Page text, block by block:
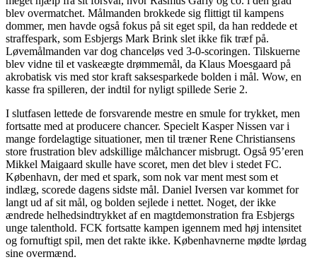
blev overmatchet. Målmanden brokkede sig flittigt til kampens
dommer, men havde også fokus på sit eget spil, da han reddede et
straffespark, som Esbjergs Mark Brink slet ikke fik træf på.
Løvemålmanden var dog chanceløs ved 3-0-scoringen. Tilskuerne
blev vidne til et vaskeægte drømmemål, da Klaus Moesgaard på
akrobatisk vis med stor kraft saksesparkede bolden i mål. Wow, en
kasse fra spilleren, der indtil for nyligt spillede Serie 2.
I slutfasen lettede de forsvarende mestre en smule for trykket, men
fortsatte med at producere chancer. Specielt Kasper Nissen var i
mange fordelagtige situationer, men til træner Rene Christiansens
store frustration blev adskillige målchancer misbrugt. Også 95’eren
Mikkel Maigaard skulle have scoret, men det blev i stedet FC.
København, der med et spark, som nok var ment mest som et
indlæg, scorede dagens sidste mål. Daniel Iversen var kommet for
langt ud af sit mål, og bolden sejlede i nettet. Noget, der ikke
ændrede helhedsindtrykket af en magtdemonstration fra Esbjergs
unge talenthold. FCK fortsatte kampen igennem med høj intensitet
og fornuftigt spil, men det rakte ikke. Københavnerne mødte lørdag
sine overmænd.